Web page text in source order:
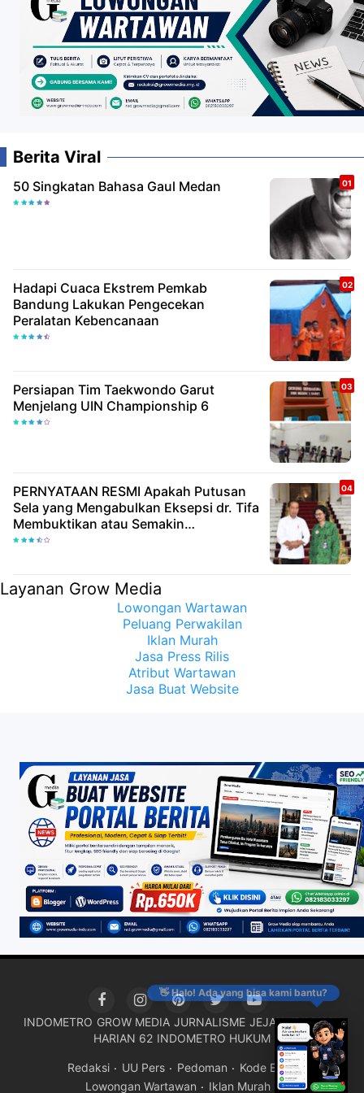
Berita Viral
50 Singkatan Bahasa Gaul Medan
Hadapi Cuaca Ekstrem Pemkab
Bandung Lakukan Pengecekan
Peralatan Kebencanaan
Persiapan Tim Taekwondo Garut
Menjelang UIN Championship 6
PERNYATAAN RESMI Apakah Putusan
Sela yang Mengabulkan Eksepsi dr. Tifa
Membuktikan atau Semakin
Meyakinkan Publik Bahwa Ijazah
Layanan Grow Media
Lowongan Wartawan
Peluang Perwakilan
Iklan Murah
Jasa Press Rilis
Atribut Wartawan
Jasa Buat Website
👋 Halo! Ada yang bisa kami bantu?
INDOMETRO GROW MEDIA JURNALISME JEJAK KRIMINAL
HARIAN 62 INDOMETRO HUKUM
Redaksi UU Pers Pedoman
Kode Etik
Lowongan Wartawan
Iklan Murah